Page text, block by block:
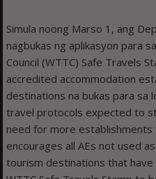
Simula noong Marso 1, ang
nagbukas ng aplikasyon para
Council (WTTC) Safe Travels
accredited accommodation
destinations na bukas para sa
travel protocols expected to
need for more
encourages all AEs not used
tourism destinations that